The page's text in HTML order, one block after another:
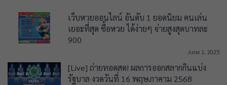
เว็บหวยออนไลน์ อันดับ 1 ยอดนิยม คนเล่น
เยอะที่สุด ซื้อหวย ได้ง่ายๆ จ่ายสูงสุดบาทละ
900
June 1, 2025
[Live] ถ่ายทอดสด! ผลการออกสลากกินแบ่ง
รัฐบาล งวดวันที่ 16 พฤษภาคาม 2568